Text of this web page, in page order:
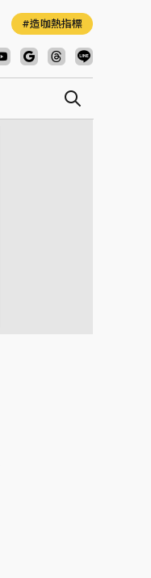
造咖熱指標